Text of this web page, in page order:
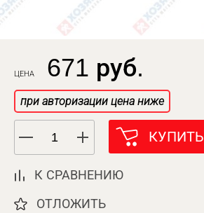
ЦЕНА 671 руб.
при авторизации цена ниже
КУПИТЬ
К СРАВНЕНИЮ
ОТЛОЖИТЬ